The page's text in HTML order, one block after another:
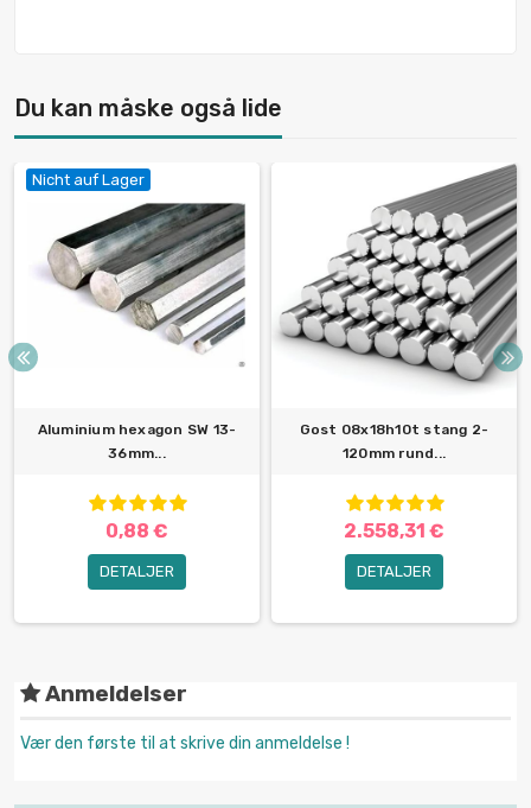
Du kan måske også lide
Nicht auf Lager
Aluminium hexagon SW 13-
36mm...
0,88 €
DETALJER
Gost 08x18h10t stang 2-
120mm rund...
2.558,31 €
DETALJER
Anmeldelser
Vær den første til at skrive din anmeldelse !